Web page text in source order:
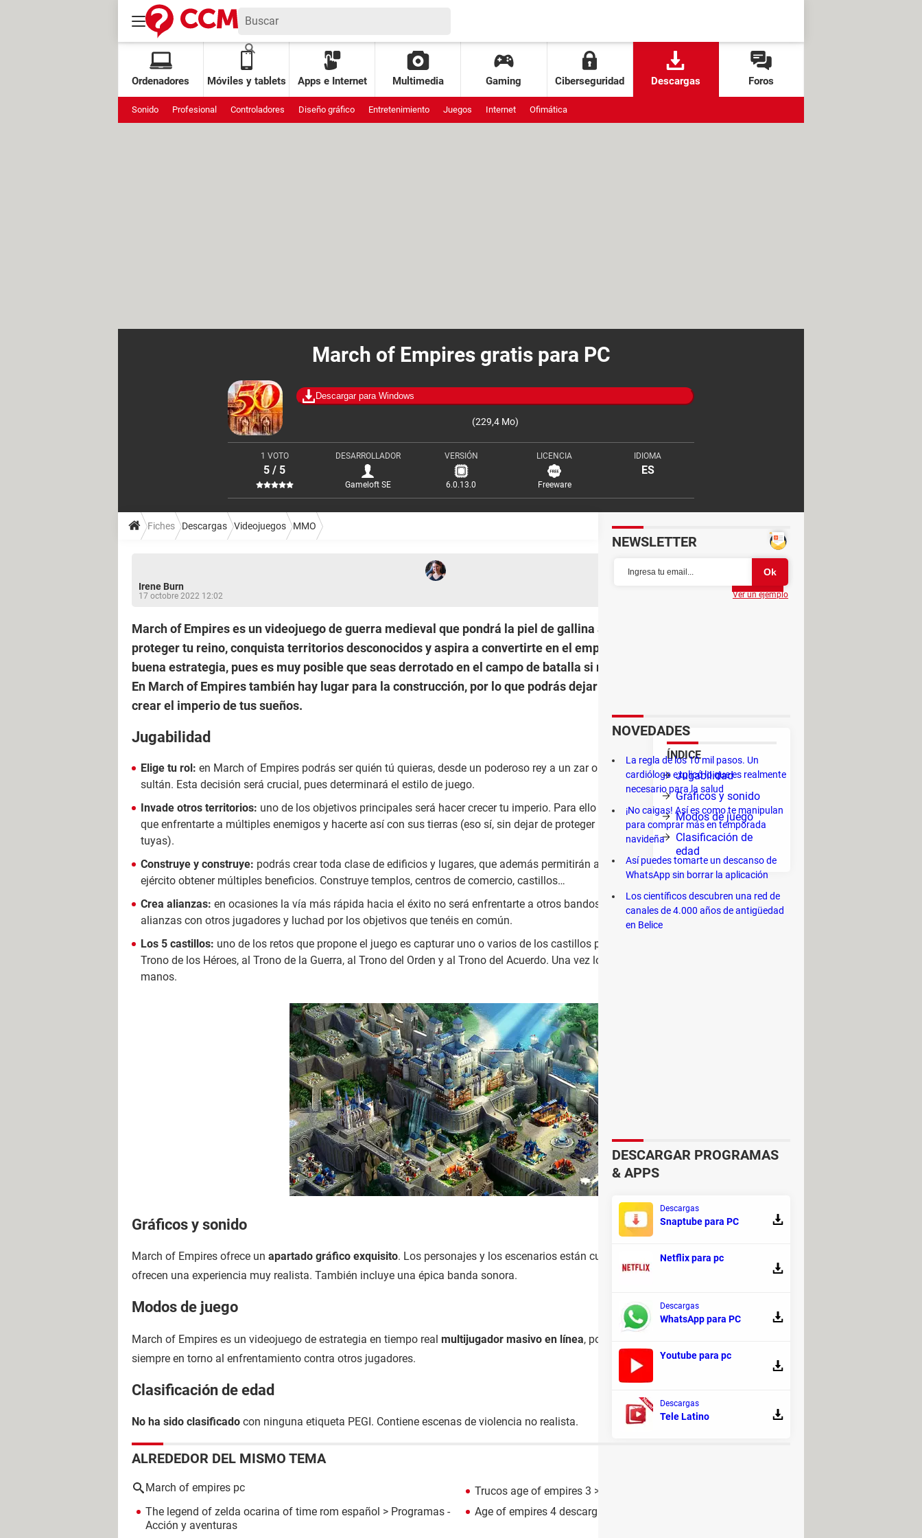
Ordenadores Móviles y tablets Apps e Internet Multimedia Gaming Ciberseguridad Descargas Foros
Sonido Profesional Controladores Diseño gráfico Entretenimiento Juegos Internet Ofimática
March of Empires gratis para PC
Descargar para Windows
(229,4 Mo)
1 VOTO
5 / 5
DESARROLLADOR
Gameloft SE
VERSIÓN
6.0.13.0
LICENCIA
Freeware
IDIOMA
ES
Fiches Descargas Videojuegos MMO
Irene Burn
17 octobre 2022 12:02
Partager
March of Empires es un videojuego de guerra medieval que pondrá la piel de gallina a los fans de los MMO. Lucha por
proteger tu reino, conquista territorios desconocidos y aspira a convertirte en el emperador definitivo. Elabora una
buena estrategia, pues es muy posible que seas derrotado en el campo de batalla si no piensas bien tus movimientos.
En March of Empires también hay lugar para la construcción, por lo que podrás dejar volar tu imaginación a la hora de
crear el imperio de tus sueños.
ÍNDICE
Jugabilidad
Gráficos y sonido
Modos de juego
Clasificación de
edad
Jugabilidad
Elige tu rol: en March of Empires podrás ser quién tú quieras, desde un poderoso rey a un zar o un
sultán. Esta decisión será crucial, pues determinará el estilo de juego.
Invade otros territorios: uno de los objetivos principales será hacer crecer tu imperio. Para ello tendrás
que enfrentarte a múltiples enemigos y hacerte así con sus tierras (eso sí, sin dejar de proteger las
tuyas).
Construye y construye: podrás crear toda clase de edificios y lugares, que además permitirán a tu
ejército obtener múltiples beneficios. Construye templos, centros de comercio, castillos…
Crea alianzas: en ocasiones la vía más rápida hacia el éxito no será enfrentarte a otros bandos, sino unirte a ellos. Crea fuertes
alianzas con otros jugadores y luchad por los objetivos que tenéis en común.
Los 5 castillos: uno de los retos que propone el juego es capturar uno o varios de los castillos pertenecientes al Trono del Dominio, al
Trono de los Héroes, al Trono de la Guerra, al Trono del Orden y al Trono del Acuerdo. Una vez lo consigas, tendrás el poder en tus
manos.
Gráficos y sonido
March of Empires ofrece un apartado gráfico exquisito. Los personajes y los escenarios están cuidados hasta el más mínimo detalle y
ofrecen una experiencia muy realista. También incluye una épica banda sonora.
Modos de juego
March of Empires es un videojuego de estrategia en tiempo real multijugador masivo en línea, por lo que sus mecánicas y modos giran
siempre en torno al enfrentamiento contra otros jugadores.
Clasificación de edad
No ha sido clasificado con ninguna etiqueta PEGI. Contiene escenas de violencia no realista.
ALREDEDOR DEL MISMO TEMA
March of empires pc Trucos age of empires 3 > Guide
The legend of zelda ocarina of time rom español > Programas -
Acción y aventuras
Age of empires 4 descargar
NEWSLETTER
Ver un ejemplo
NOVEDADES
La regla de los 10 mil pasos. Un
cardiólogo explicó lo que es realmente
necesario para la salud
¡No caigas! Así es como te manipulan
para comprar más en temporada
navideña
Así puedes tomarte un descanso de
WhatsApp sin borrar la aplicación
Los científicos descubren una red de
canales de 4.000 años de antigüedad
en Belice
DESCARGAR PROGRAMAS
& APPS
Descargas
Snaptube para PC
Netflix para pc
Descargas
WhatsApp para PC
Youtube para pc
Descargas
Tele Latino